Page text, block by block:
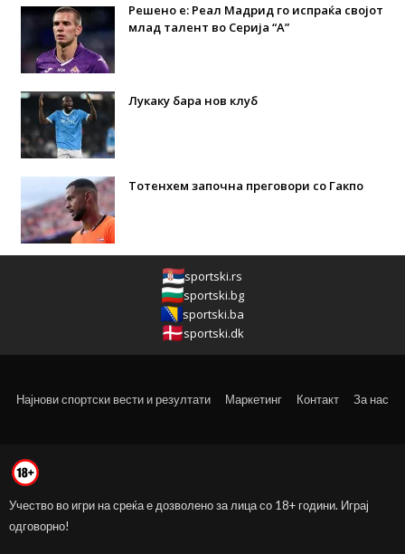
Решено е: Реал Мадрид го испраќа својот
млад талент во Серија “А”
Лукаку бара нов клуб
Тотенхем започна преговори со Гакпо
sportski.rs
sportski.bg
sportski.ba
sportski.dk
Најнови спортски вести и резултати Маркетинг Контакт За нас
Учество во игри на среќа е дозволено за лица со 18+ години. Играј
одговорно!